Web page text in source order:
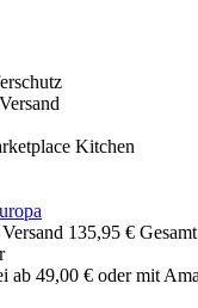
135,95 € Gesamt
ab 49,00 € oder mit